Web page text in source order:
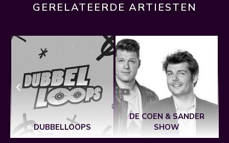
GERELATEERDE ARTIESTEN
DUBBELLOOPS
DE COEN & SANDER
SHOW